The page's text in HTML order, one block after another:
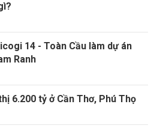
14 - Toàn Cầu làm dự án
Ranh
6.200 tỷ ở Cần Thơ, Phú Thọ